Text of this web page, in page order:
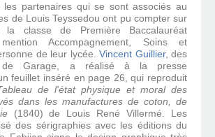
les partenaires qui se sont associés au
de Louis Teyssedou ont pu compter sur
classe de Première Baccalauréat
mention Accompagnement, Soins et
de leur lycée.Vincent Guillier, des
de Garage, a réalisé à la presse
feuillet inséré en page 26, qui reproduit
de l'état physique et moral des
dans les manufactures de coton, de
(1840) de Louis René Villermé. Les
des sérigraphies avec les éditions du